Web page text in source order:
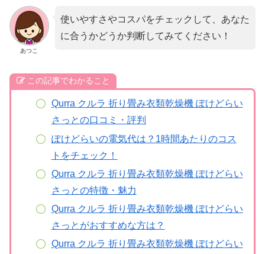
あつこ
使いやすさやコスパをチェックして、あなた
に合うかどうか判断してみてください！
この記事でわかること
Qurra クルラ 折り畳み衣類乾燥機 ぽけどらい
さっとの口コミ・評判
ぽけどらいの電気代は？1時間あたりのコス
トをチェック！
Qurra クルラ 折り畳み衣類乾燥機 ぽけどらい
さっとの特徴・魅力
Qurra クルラ 折り畳み衣類乾燥機 ぽけどらい
さっとがおすすめな方は？
Qurra クルラ 折り畳み衣類乾燥機 ぽけどらい